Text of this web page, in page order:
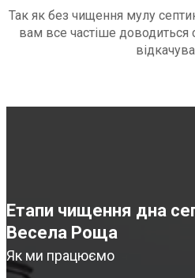
Так як без чищення мулу
вам все частіше доводиться
Етапи чищення дна
Весела Роща
Як ми працюємо